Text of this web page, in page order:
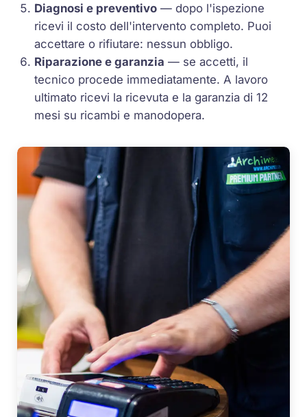
Diagnosi e preventivo — dopo l'ispezione
ricevi il costo dell'intervento completo. Puoi
accettare o rifiutare: nessun obbligo.
Riparazione e garanzia — se accetti, il
tecnico procede immediatamente. A lavoro
ultimato ricevi la ricevuta e la garanzia di 12
mesi su ricambi e manodopera.